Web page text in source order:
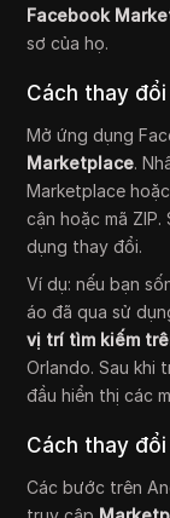
Facebook
sơ của họ.
Cách thay
Mở ứng dụng
Marketplace.
Marketplace
cận hoặc mã
dụng thay đổi.
Ví dụ: nếu bạn
áo đã qua sử
vị trí tìm kiếm
Orlando. Sau khi
đầu hiển thị các
Cách thay
Các bước trên